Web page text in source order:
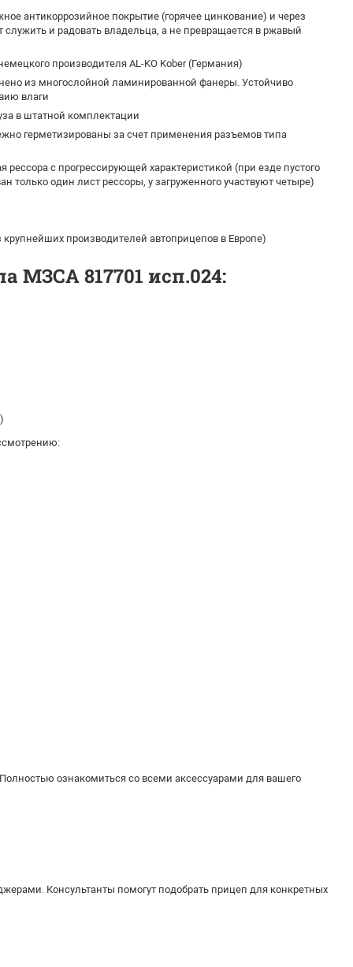
антикоррозийное покрытие (горячее цинкование) и через
служить и радовать владельца, а не превращается в ржавый
производителя AL-KO Kober (Германия)
из многослойной ламинированной фанеры. Устойчиво
влаги
в штатной комплектации
герметизированы за счет применения разъемов типа
рессора с прогрессирующей характеристикой (при езде пустого
только один лист рессоры, у загруженного участвуют четыре)
производителей автоприцепов в Европе)
МЗСА 817701 исп.024:
ознакомиться со всеми аксессуарами для вашего
Консультанты помогут подобрать прицеп для конкретных